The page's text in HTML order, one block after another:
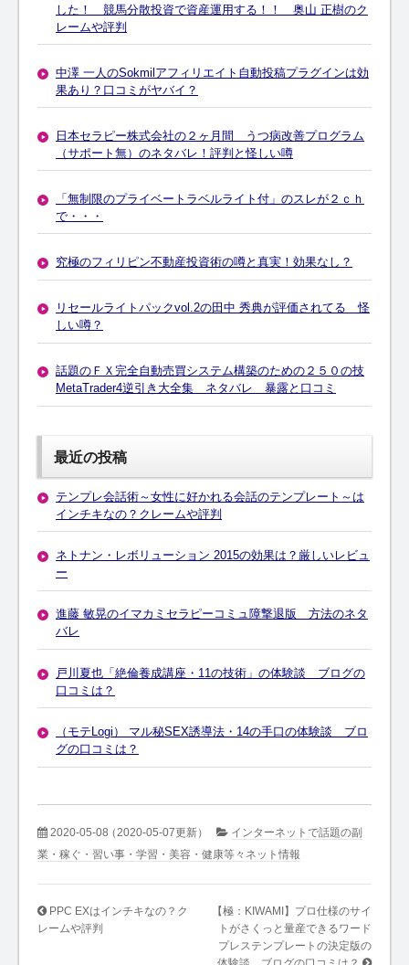
した！ 競馬分散投資で資産運用する！！ 奥山 正樹のク
レームや評判
中澤 一人のSokmilアフィリエイト自動投稿プラグインは効
果あり？口コミがヤバイ？
日本セラピー株式会社の２ヶ月間 うつ病改善プログラム
（サポート無）のネタバレ！評判と怪しい噂
「無制限のプライベートラベルライト付」のスレが２ｃｈ
で・・・
究極のフィリピン不動産投資術の噂と真実！効果なし？
リセールライトパックvol.2の田中 秀典が評価されてる 怪
しい噂？
話題のＦＸ完全自動売買システム構築のための２５０の技
MetaTrader4逆引き大全集 ネタバレ 暴露と口コミ
最近の投稿
テンプレ会話術～女性に好かれる会話のテンプレート～は
インチキなの？クレームや評判
ネトナン・レボリューション 2015の効果は？厳しいレビュ
ー
進藤 敏晃のイマカミセラピーコミュ障撃退版 方法のネタ
バレ
戸川夏也「絶倫養成講座・11の技術」の体験談 ブログの
口コミは？
（モテLogi） マル秘SEX誘導法・14の手口の体験談 ブロ
グの口コミは？
2020-05-08（2020-05-07更新）
インターネットで話題の副
業・稼ぐ・習い事・学習・美容・健康等々ネット情報
PPC EXはインチキなの？ク
レームや評判
【極：KIWAMI】プロ仕様のサイ
トがさくっと量産できるワード
プレステンプレートの決定版の